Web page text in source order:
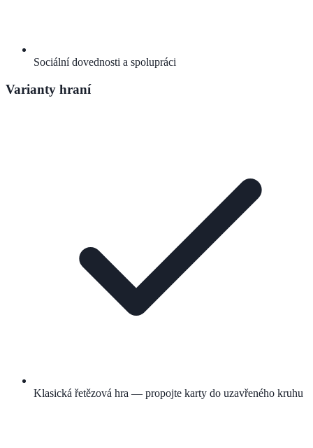
Sociální dovednosti a spolupráci
Varianty hraní
Klasická řetězová hra — propojte karty do uzavřeného kruhu